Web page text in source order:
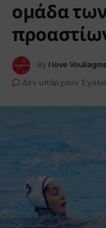
ομάδα
By I love
Δεν υπάρχουν